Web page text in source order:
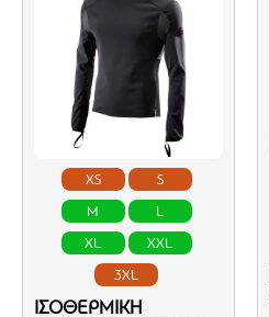
XS S
M L
XL XXL
3XL
ΙΣΟΘΕΡΜΙΚΉ